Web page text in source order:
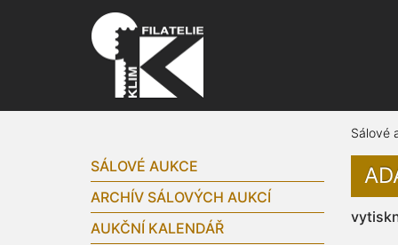
SÁLOVÉ AUKCE
ARCHÍV SÁLOVÝCH AUKCÍ
AUKČNÍ KALENDÁŘ
Sálové